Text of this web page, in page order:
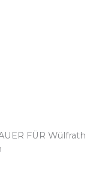
FÜR Wülfrath